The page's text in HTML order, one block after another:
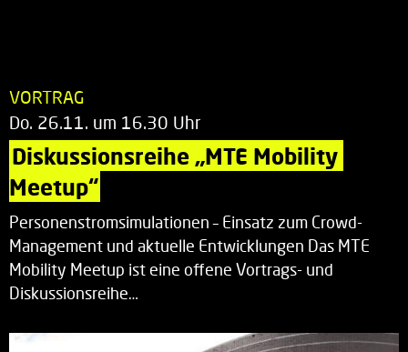
VORTRAG
Do. 26.11. um 16.30 Uhr
Diskussionsreihe „MTE Mobility
Meetup“
Personenstromsimulationen – Einsatz zum Crowd-
Management und aktuelle Entwicklungen Das MTE
Mobility Meetup ist eine offene Vortrags- und
Diskussionsreihe…